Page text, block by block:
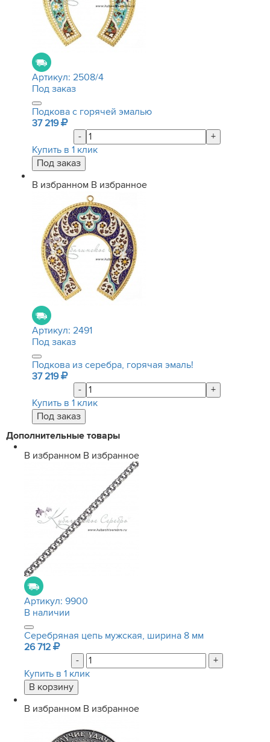
Артикул: 2508/4
Под заказ
Подкова с горячей эмалью
37 219
-
+
Купить в 1 клик
В избранном В избранное
Артикул: 2491
Под заказ
Подкова из серебра, горячая эмаль!
37 219
-
+
Купить в 1 клик
Дополнительные товары
В избранном В избранное
Артикул: 9900
В наличии
Серебряная цепь мужская, ширина 8 мм
26 712
-
+
Купить в 1 клик
В избранном В избранное